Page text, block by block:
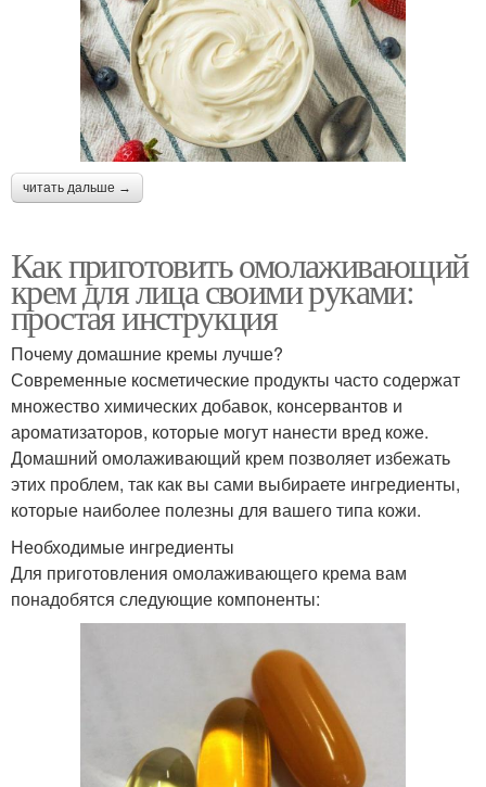
читать дальше →
Как приготовить омолаживающий
крем для лица своими руками:
простая инструкция
Почему домашние кремы лучше?
Современные косметические продукты часто содержат
множество химических добавок, консервантов и
ароматизаторов, которые могут нанести вред коже.
Домашний омолаживающий крем позволяет избежать
этих проблем, так как вы сами выбираете ингредиенты,
которые наиболее полезны для вашего типа кожи.
Необходимые ингредиенты
Для приготовления омолаживающего крема вам
понадобятся следующие компоненты: